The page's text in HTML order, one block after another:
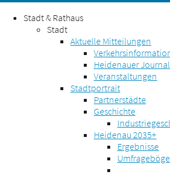
Stadt & Rathaus
Stadt
Aktuelle Mitteilungen
Heidenauer Journal
Veranstaltungen
Stadtportrait
Partnerstädte
Geschichte
Heidenau 2035+
Ergebnisse